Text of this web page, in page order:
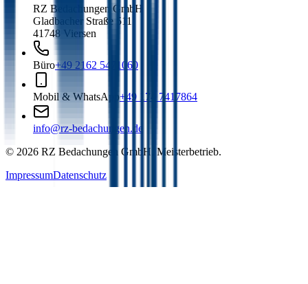
RZ Bedachungen GmbH
Gladbacher Straße 511
41748 Viersen
Büro+49 2162 5471060
Mobil & WhatsApp+49 174 7417864
info@rz-bedachungen.de
© 2026 RZ Bedachungen GmbH. Meisterbetrieb.
ImpressumDatenschutz